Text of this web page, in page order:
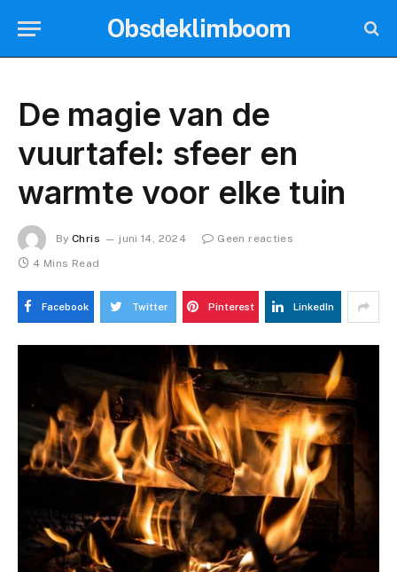
Obsdeklimboom
De magie van de
vuurtafel: sfeer en
warmte voor elke tuin
By Chris juni 14, 2024
Geen reacties
4 Mins Read
Facebook Twitter Pinterest LinkedIn